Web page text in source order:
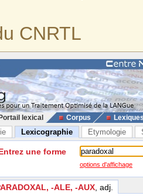
CNRTL
Portail lexical Corpus
Lexicographie Etymologie
une forme
options d'affichage
-ALE, -AUX , adj.